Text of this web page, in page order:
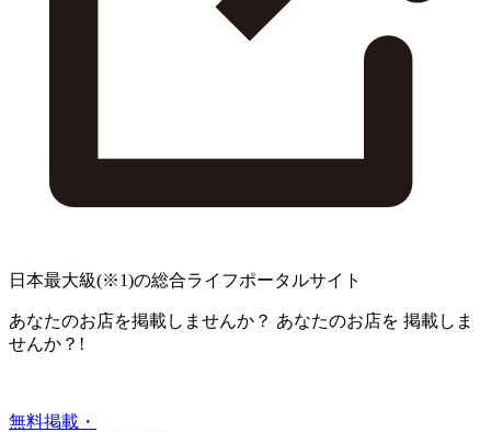
日本最大級(※1)の総合ライフポータルサイト
あなたのお店を掲載しませんか？ あなたのお店を 掲載しま
せんか？!
無料掲載・